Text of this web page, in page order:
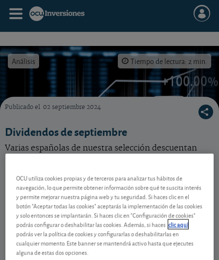
Análisis Tiempo de lectura: 2 min.
Publicado el 02 septiembre 2024
Dividendos de septiembre
Varias españolas de nuestra selección descuentan
Contenido reservado a SOCIOS
Gestiona tu dinero con visión
experta
y consigue que cada euro trabaje
OCU utiliza cookies propias y de terceros para analizar tus hábitos de
navegación, lo que permite obtener información sobre qué te suscita interés
y permite mejorar nuestra página web y tu seguridad. Si haces clic en el
botón "Aceptar todas las cookies" aceptarás la implementación de las cookies
y solo entonces se implantarán. Si haces clic en "Configuración de cookies"
podrás configurar o deshabilitar las cookies. Además, si haces clic aquí
podrás ver la política de cookies y configurarlas o deshabilitarlas en
cualquier momento. Este banner se mantendrá activo hasta que ejecutes
alguna de estas dos opciones.